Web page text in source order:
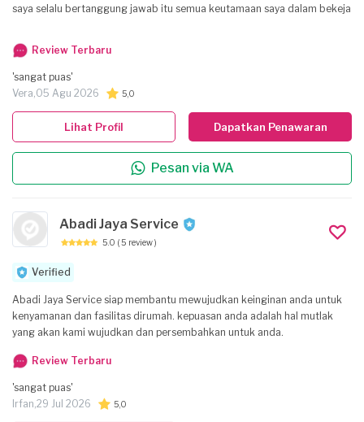
saya selalu bertanggung jawab itu semua keutamaan saya dalam bekeja
Review Terbaru
'sangat puas'
Vera,05 Agu 2026 5,0
Dapatkan Penawaran
Pesan via WA
Lihat Profil
Abadi Jaya Service
5.0 ( 5 review )
Verified
Abadi Jaya Service siap membantu mewujudkan keinginan anda untuk
kenyamanan dan fasilitas dirumah. kepuasan anda adalah hal mutlak
yang akan kami wujudkan dan persembahkan untuk anda.
Review Terbaru
'sangat puas'
Irfan,29 Jul 2026 5,0